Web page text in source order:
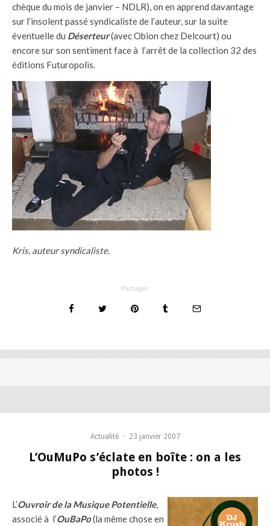
chèque du mois de janvier – NDLR), on en apprend davantage
sur l’insolent passé syndicaliste de l’auteur, sur la suite
éventuelle du Déserteur(avec Obion chez Delcourt) ou
encore sur son sentiment face à l’arrêt de la collection 32 des
éditions Futuropolis.
Kris, auteur syndicaliste.
Partager
Actualité · 23 janvier 2007
L’OuMuPo s’éclate en boîte : on a les
photos !
L’Ouvroir de la Musique Potentielle,
associé à l’OuBaPo(la même chose en